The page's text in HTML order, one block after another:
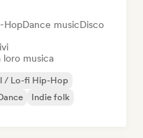
HopDance musicDisco
loro musica
/ Lo-fi Hip-Hop
Indie folk